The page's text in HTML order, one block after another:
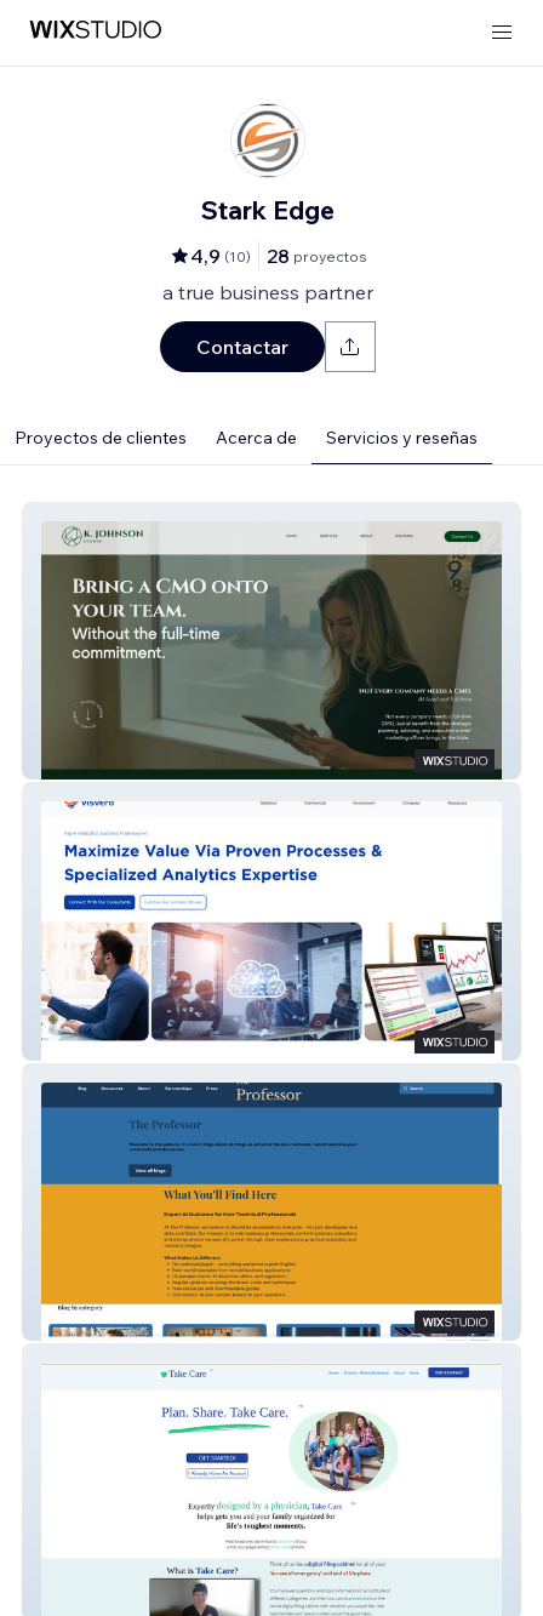
Stark Edge
4,9 (10) 28 proyectos
a true business partner
Contactar
Proyectos de clientes Acerca de Servicios y reseñas
Visvero
The Professor
Take Care Together